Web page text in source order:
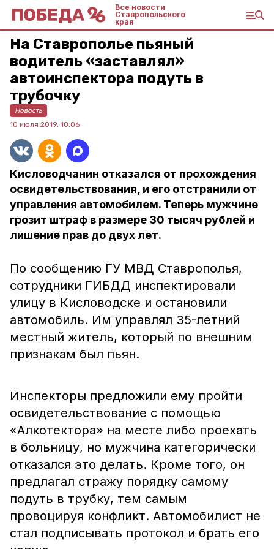
Все новости
Ставропольского
края
На Ставрополье пьяный
водитель «заставлял»
автоинспектора подуть в
трубочку
Новость
10 июля 2019, 10:06
Кисловодчанин отказался от прохождения
освидетельствования, и его отстранили от
управления автомобилем. Теперь мужчине
грозит штраф в размере 30 тысяч рублей и
лишение прав до двух лет.
По сообщению ГУ МВД Ставрополья,
сотрудники ГИБДД инспектировали
улицу в Кисловодске и остановили
автомобиль. Им управлял 35-летний
местный житель, который по внешним
признакам был пьян.
Инспекторы предложили ему пройти
освидетельствование с помощью
«Алкотектора» на месте либо проехать
в больницу, но мужчина категорически
отказался это делать. Кроме того, он
предлагал стражу порядку самому
подуть в трубку, тем самым
провоцируя конфликт. Автомобилист не
стал подписывать протокол и брать его